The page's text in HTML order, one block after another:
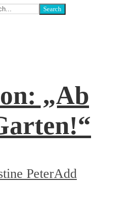
Search
„Ab
PeterAdd